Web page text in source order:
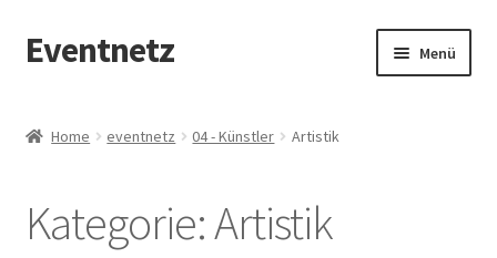
Zur
Navigation
Zum
Inhalt
Eventnetz Menü
Beispiel-Seite
Home eventnetz 04 - Künstler Artistik
Kategorie: Artistik